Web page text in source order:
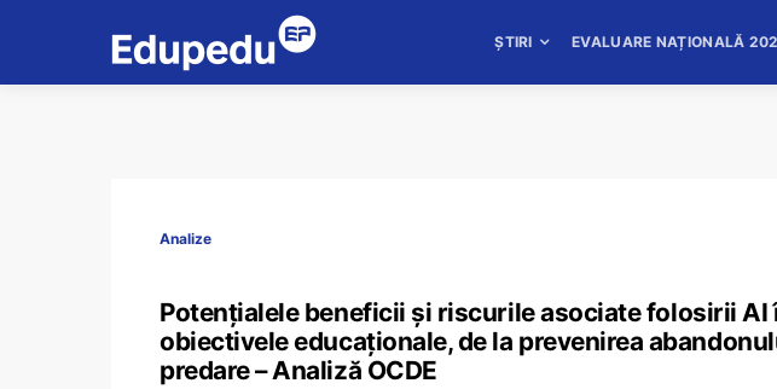
ȘTIRI EVALUARE NAȚIONALĂ
Analize
Potențialele beneficii și riscurile asociate folosirii
obiectivele educaționale, de la prevenirea
predare – Analiză OCDE